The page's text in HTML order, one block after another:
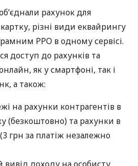
рахунок для
різні види еквайрингу
РРО в одному сервісі.
доступ до рахунків та
як у смартфоні, так і
а також:
на рахунки контрагентів в
(безкоштовно) та рахунки в
грн за платіж незалежно